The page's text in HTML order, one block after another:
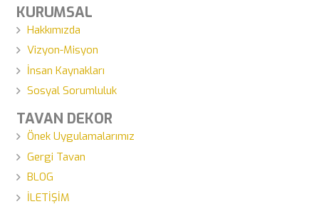
KURUMSAL
Hakkımızda
Vizyon-Misyon
İnsan Kaynakları
Sosyal Sorumluluk
TAVAN DEKOR
Önek Uygulamalarımız
Gergi Tavan
BLOG
İLETİŞİM